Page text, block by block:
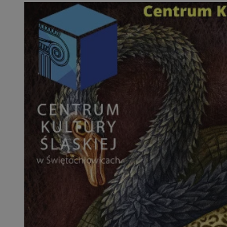
_ga
_clsk
FCCDCF
__eoi
VISITOR_INFO1_LIVE
MUID